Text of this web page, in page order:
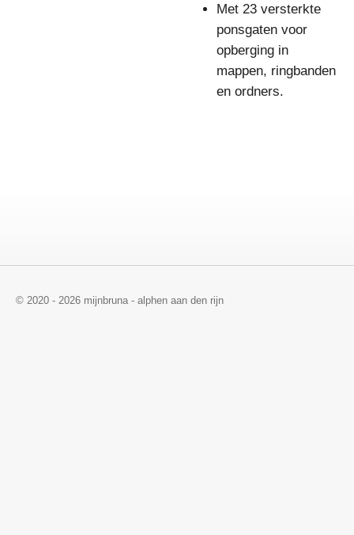
Met 23 versterkte
ponsgaten voor
opberging in
mappen, ringbanden
en ordners.
© 2020 - 2026 mijnbruna - alphen aan den rijn